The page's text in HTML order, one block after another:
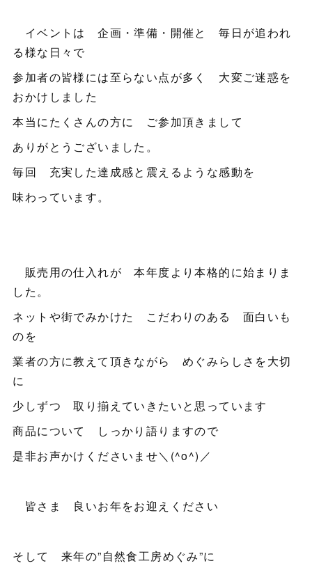
イベントは 企画・準備・開催と 毎日が追われ
る様な日々で
参加者の皆様には至らない点が多く 大変ご迷惑を
おかけしました
本当にたくさんの方に ご参加頂きまして
ありがとうございました。
毎回 充実した達成感と震えるような感動を
味わっています。
販売用の仕入れが 本年度より本格的に始まりま
した。
ネットや街でみかけた こだわりのある 面白いも
のを
業者の方に教えて頂きながら めぐみらしさを大切
に
少しずつ 取り揃えていきたいと思っています
商品について しっかり語りますので
是非お声かけくださいませ＼(^o^)／
皆さま 良いお年をお迎えください
そして 来年の”自然食工房めぐみ”に